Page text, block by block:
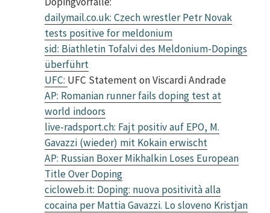
dailymail.co.uk: Czech wrestler Petr Novak
tests positive for meldonium
sid: Biathletin Tofalvi des Meldonium-Dopings
überführt
UFC: UFC Statement on Viscardi Andrade
AP: Romanian runner fails doping test at
world indoors
live-radsport.ch: Fajt positiv auf EPO, M.
Gavazzi (wieder) mit Kokain erwischt
AP: Russian Boxer Mikhalkin Loses European
Title Over Doping
cicloweb.it: Doping: nuova positività alla
cocaina per Mattia Gavazzi. Lo sloveno Kristjan